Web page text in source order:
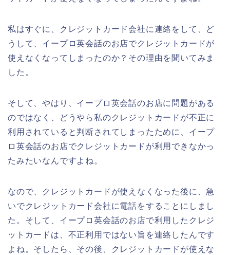
私はすぐに、クレジットカード会社に連絡をして、ど
うして、イープロ英会話のお店でクレジットカードが
使えなくなってしまったのか？その理由を聞いてみま
した。
そして、やはり、イープロ英会話のお店に問題がある
のではなく、どうやら私のクレジットカードが不正に
利用されていると判断されてしまったために、イープ
ロ英会話のお店でクレジットカードが利用できなかっ
たみたいなんですよね。
なので、クレジットカードが使えなくなった後に、急
いでクレジットカード会社に電話をすることにしまし
た。そして、イープロ英会話のお店で利用したクレジ
ットカードは、不正利用ではない旨を連絡したんです
よね。そしたら、その後、クレジットカードが使えな